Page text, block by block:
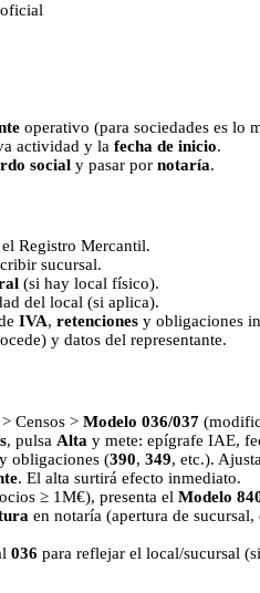
operativo (para sociedades es lo
actividad y la fecha de inicio.
social y pasar por notaría.
Registro Mercantil.
sucursal.
(si hay local físico).
del local (si aplica).
IVA, retenciones y obligaciones
y datos del representante.
> Censos > Modelo 036/037
, pulsa Alta y mete: epígrafe IAE,
y obligaciones (390, 349, etc.).
. El alta surtirá efecto inmediato.
≥ 1M€), presenta el Modelo
en notaría (apertura de
036 para reflejar el local/sucursal